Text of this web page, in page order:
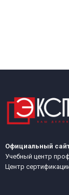
Официальный
Учебный центр
Центр